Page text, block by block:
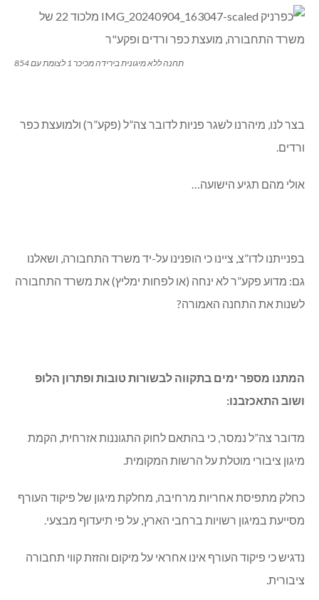
תחנה ללא מיגונית בירידה מכיכר 1 לצומת עם 854
בצר לנו, מיהרנו לשגר פניות לדובר צה”ל (פקע”ר) ולמועצת כפר
ורדים.
אולי מהם תגיע הישועה…
בפנייתנו לדו”צ, ציינו כי הופנינו על-יד משרד התחבורה, ושאלנו
גם: מדוע פקע”ר לא ינחה (או לפחות ימליץ) את משרד התחבורה
לשנות את התחנה האמורה?
המתנו מספר ימים בתקווה לבשורות טובות ופתרון הלופ
ושוב התאכזבנו:
מדובר צה”ל נמסר, כי בהתאם לחוק התגוננות אזרחית, הקמת
מיגון ציבורי מוטלת על הרשות המקומית.
כחלק מתפיסת אחריות מרחיבה, מחלקת מיגון של פיקוד העורף
מסייעת במיגון רשויות ברחבי הארץ, על פי תיעדוף מבצעי.
נדגיש כי פיקוד העורף אינו אחראי על מיקום והזזת קווי תחבורה
ציבורית.